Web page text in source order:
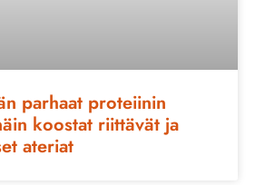
parhaat proteiinin
koostat riittävät ja
ateriat